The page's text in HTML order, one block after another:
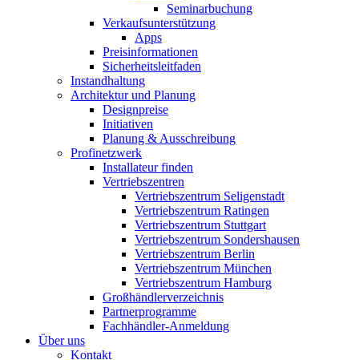
Seminarbuchung
Verkaufsunterstützung
Apps
Preisinformationen
Sicherheitsleitfaden
Instandhaltung
Architektur und Planung
Designpreise
Initiativen
Planung & Ausschreibung
Profinetzwerk
Installateur finden
Vertriebszentren
Vertriebszentrum Seligenstadt
Vertriebszentrum Ratingen
Vertriebszentrum Stuttgart
Vertriebszentrum Sondershausen
Vertriebszentrum Berlin
Vertriebszentrum München
Vertriebszentrum Hamburg
Großhändlerverzeichnis
Partnerprogramme
Fachhändler-Anmeldung
Über uns
Kontakt